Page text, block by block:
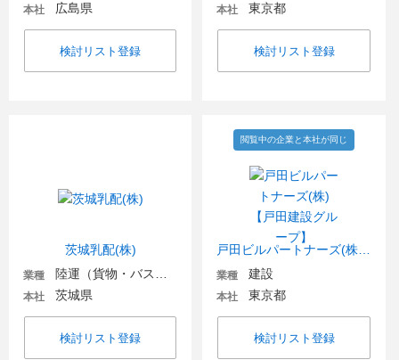
本社 広島県
検討リスト登録
本社 東京都
検討リスト登録
茨城乳配(株)
業種
本社 茨城県
検討リスト登録
閲覧中の企業と本社が同じ
業種 建設
本社 東京都
検討リスト登録